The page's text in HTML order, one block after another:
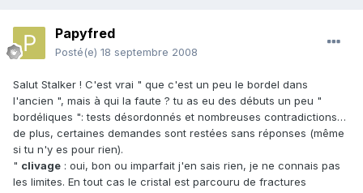
Papyfred
Posté(e) 18 septembre 2008
Salut Stalker ! C'est vrai " que c'est un peu le bordel dans
l'ancien ", mais à qui la faute ? tu as eu des débuts un peu "
bordéliques ": tests désordonnés et nombreuses contradictions…
de plus, certaines demandes sont restées sans réponses (même
si tu n'y es pour rien).
" clivage : oui, bon ou imparfait j'en sais rien, je ne connais pas
les limites. En tout cas le cristal est parcouru de fractures